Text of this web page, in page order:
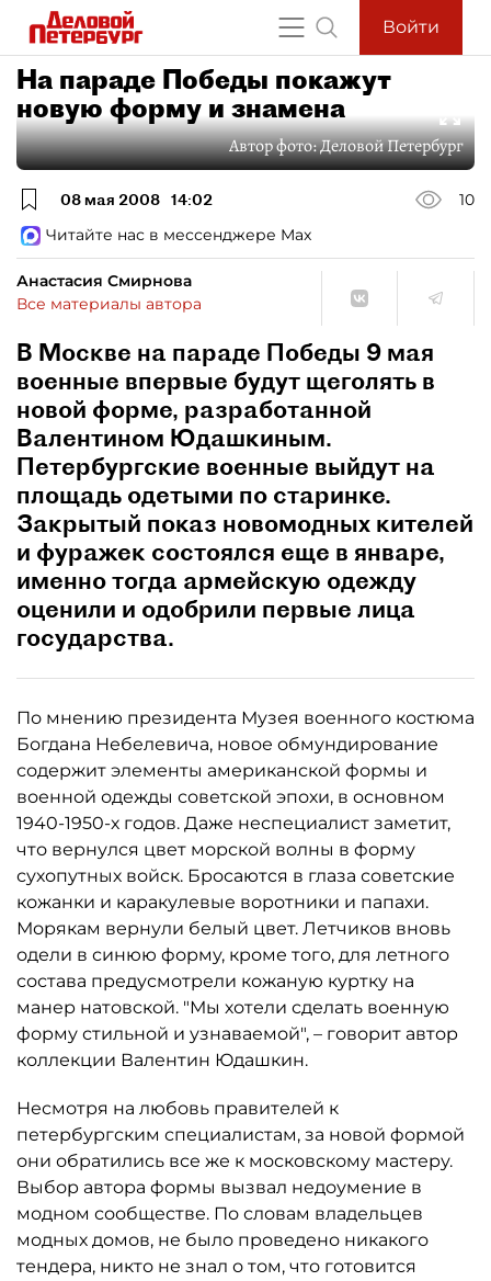
Войти
На параде Победы покажут
новую форму и знамена
Автор фото:Деловой Петербург
08 мая 2008 14:02
10
Читайте нас в мессенджере Max
Анастасия Смирнова
Все материалы автора
В Москве на параде Победы 9 мая
военные впервые будут щеголять в
новой форме, разработанной
Валентином Юдашкиным.
Петербургские военные выйдут на
площадь одетыми по старинке.
Закрытый показ новомодных кителей
и фуражек состоялся еще в январе,
именно тогда армейскую одежду
оценили и одобрили первые лица
государства.
По мнению президента Музея военного костюма
Богдана Небелевича, новое обмундирование
содержит элементы американской формы и
военной одежды советской эпохи, в основном
1940-1950-х годов. Даже неспециалист заметит,
что вернулся цвет морской волны в форму
сухопутных войск. Бросаются в глаза советские
кожанки и каракулевые воротники и папахи.
Морякам вернули белый цвет. Летчиков вновь
одели в синюю форму, кроме того, для летного
состава предусмотрели кожаную куртку на
манер натовской. "Мы хотели сделать военную
форму стильной и узнаваемой", – говорит автор
коллекции Валентин Юдашкин.
Несмотря на любовь правителей к
петербургским специалистам, за новой формой
они обратились все же к московскому мастеру.
Выбор автора формы вызвал недоумение в
модном сообществе. По словам владельцев
модных домов, не было проведено никакого
тендера, никто не знал о том, что готовится